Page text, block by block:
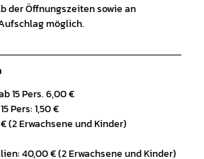
der Öffnungszeiten sowie an
möglich.
15 Pers. 6,00 €
Pers: 1,50 €
(2 Erwachsene und Kinder)
40,00 € (2 Erwachsene und Kinder)